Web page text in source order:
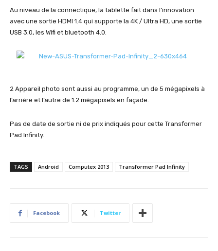
Au niveau de la connectique, la tablette fait dans l’innovation
avec une sortie HDMI 1.4 qui supporte la 4K / Ultra HD, une sortie
USB 3.0, les Wifi et bluetooth 4.0.
2 Appareil photo sont aussi au programme, un de 5 mégapixels à
l’arrière et l’autre de 1.2 mégapixels en façade.
Pas de date de sortie ni de prix indiqués pour cette Transformer
Pad Infinity.
TAGS Android Computex 2013 Transformer Pad Infinity
Facebook Twitter